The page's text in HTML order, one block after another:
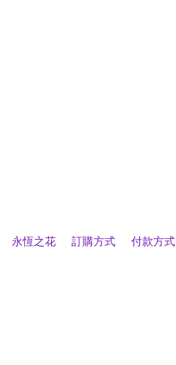
永恆之花 訂購方式 付款方式